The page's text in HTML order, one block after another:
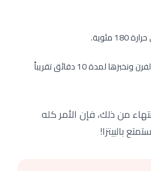
نبدأ بفرد الحشوة وهي باردة أعلى العجينة ثم ننثر الجبنة المبشورة عليها ثم نقوم بإدخال الصينية إلى الفرن ونخبزها لمدة 10 دقائق تقريباً
من ذلك، فإن الأمر كله
بالبيتزا!